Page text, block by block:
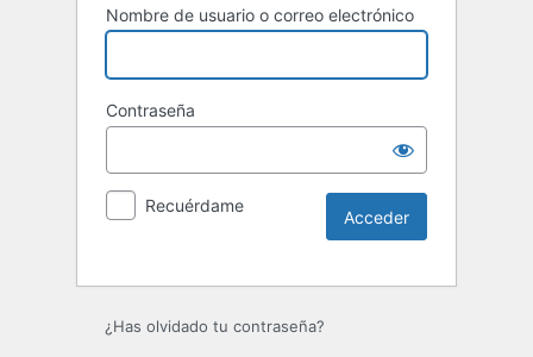
Nombre de usuario o correo electrónico
Contraseña
Recuérdame
¿Has olvidado tu contraseña?